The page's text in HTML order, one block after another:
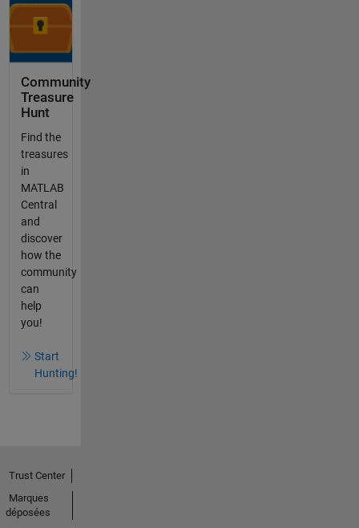
Community
Treasure
Hunt
Find the
treasures
in
MATLAB
Central
and
discover
how the
community
can
help
you!
Start
Hunting!
Trust Center
Marques
déposées